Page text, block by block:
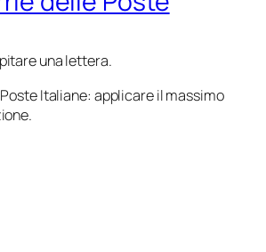
una lettera.
Italiane: applicare il massimo